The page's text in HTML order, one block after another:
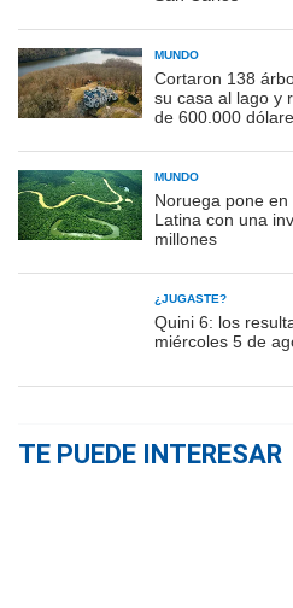
MUNDO
Cortaron 138
su casa al lago y
de 600.000
MUNDO
Noruega pone
Latina con una
millones
¿JUGASTE?
Quini 6: los
miércoles 5 de
TE PUEDE INTERESAR